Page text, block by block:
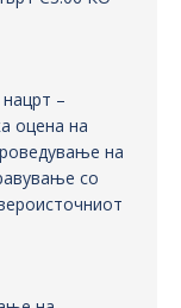
–
оцена на
на
со